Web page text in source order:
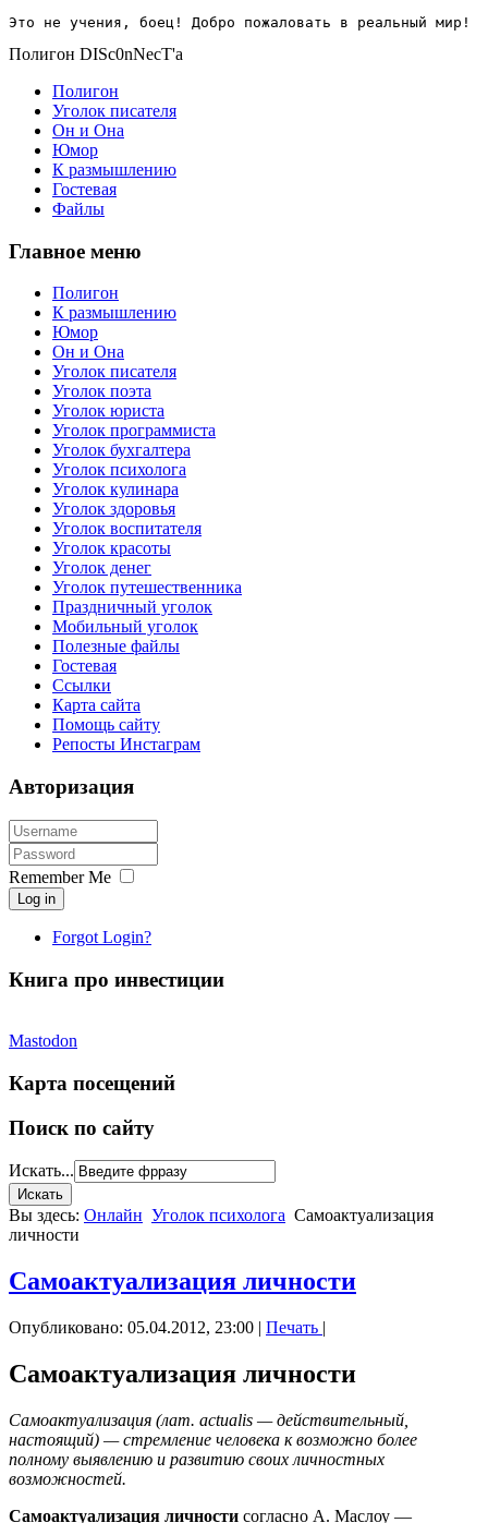
Это не учения, боец! Добро пожаловать в реальный мир!
Полигон DISc0nNecT'a
Полигон
Уголок писателя
Он и Она
Юмор
К размышлению
Гостевая
Файлы
Главное меню
Полигон
К размышлению
Юмор
Он и Она
Уголок писателя
Уголок поэта
Уголок юриста
Уголок программиста
Уголок бухгалтера
Уголок психолога
Уголок кулинара
Уголок здоровья
Уголок воспитателя
Уголок красоты
Уголок денег
Уголок путешественника
Праздничный уголок
Мобильный уголок
Полезные файлы
Гостевая
Ссылки
Карта сайта
Помощь сайту
Репосты Инстаграм
Авторизация
Remember Me
Log in
Forgot Login?
Книга про инвестиции
Mastodon
Карта посещений
Поиск по сайту
Искать...
Вы здесь: Онлайн Уголок психолога Самоактуализация
личности
Самоактуализация личности
Опубликовано: 05.04.2012, 23:00 | Печать |
Самоактуализация личности
Самоактуализация (лат. actualis — действительный,
настоящий) — стремление человека к возможно более
полному выявлению и развитию своих личностных
возможностей.
Самоактуализация личности согласно А. Маслоу —